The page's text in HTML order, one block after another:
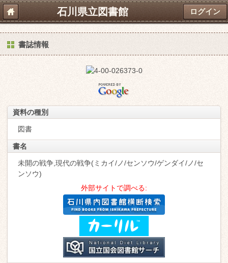
石川県立図書館 ログイン
書誌情報
資料の種別
図書
書名
未開の戦争,現代の戦争(ミカイ/ノ/センソウ/ゲンダイ/ノ/セ
ンソウ)
外部サイトで調べる: